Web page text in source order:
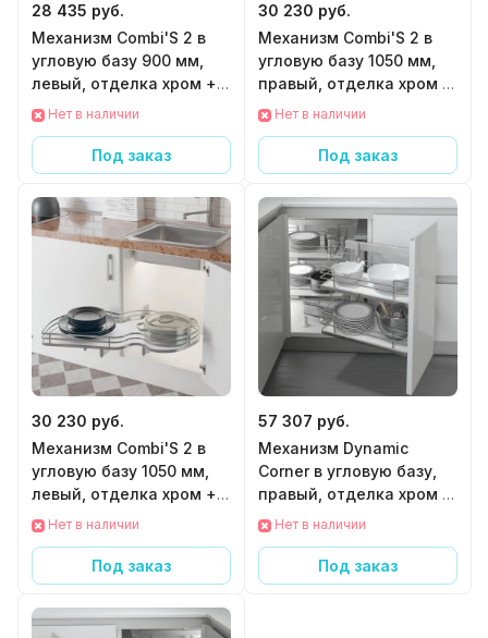
28 435 руб.
Механизм Combi'S 2 в
угловую базу 900 мм,
левый, отделка хром +
белый
Нет в наличии
Под заказ
30 230 руб.
Механизм Combi'S 2 в
угловую базу 1050 мм,
правый, отделка хром +
белый
Нет в наличии
Под заказ
30 230 руб.
Механизм Combi'S 2 в
угловую базу 1050 мм,
левый, отделка хром +
белый
Нет в наличии
Под заказ
57 307 руб.
Механизм Dynamic
Corner в угловую базу,
правый, отделка хром +
белый
Нет в наличии
Под заказ